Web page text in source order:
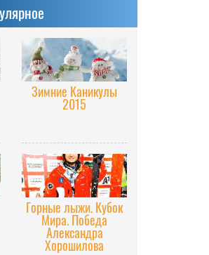
Зимние Каникулы
2015
Горные лыжи. Кубок
Мира. Победа
Александра
Хорошилова